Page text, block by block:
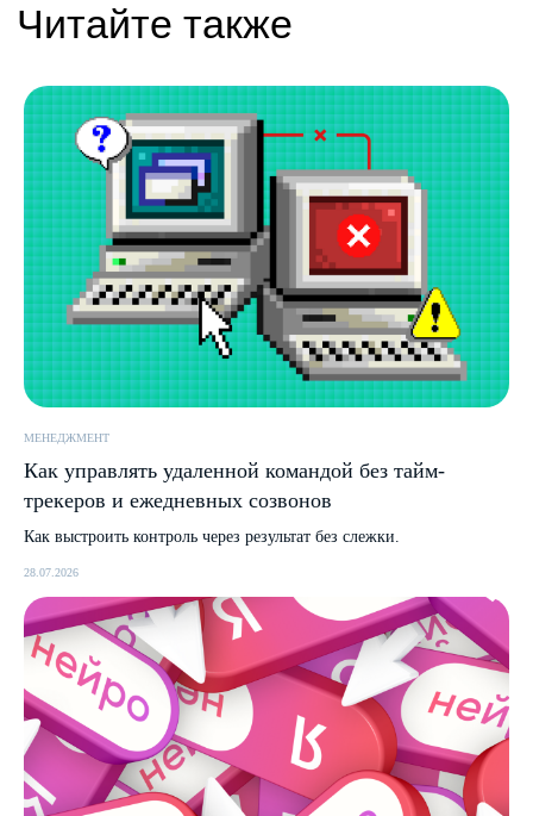
МЕНЕДЖМЕНТ
Как управлять удаленной командой без тайм-
трекеров и ежедневных созвонов
Как выстроить контроль через результат без слежки.
28.07.2026
© Сайт icontextgroup.ru
Политика обработки персональных данных
Пишите на почту
sales@icontextgroup.ru
Приезжайте в гости
г. Москва, ул. Новослободская, д. 16